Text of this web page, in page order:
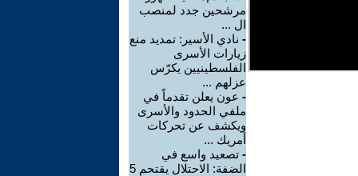
مرشحين جدد لمنصب
ال ...
- نادي الأسير: تمديد منع
زيارات الأسرى
الفلسطينيين يكرّس
عزلهم ...
- عون يعلن تقدماً في
ملفي الحدود والأسرى
ويكشف عن تحركات
أمريك ...
- تصعيد واسع في
الضفة: الاحتلال يقتحم 5